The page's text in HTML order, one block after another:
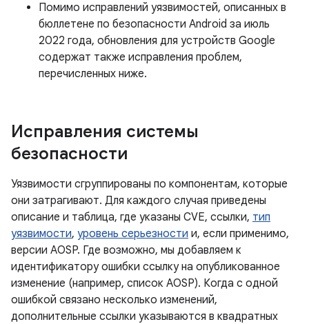
Помимо исправлений уязвимостей, описанных в
бюллетене по безопасности Android за июль
2022 года, обновления для устройств Google
содержат также исправления проблем,
перечисленных ниже.
Исправления системы
безопасности
Уязвимости сгруппированы по компонентам, которые
они затрагивают. Для каждого случая приведены
описание и таблица, где указаны CVE, ссылки, тип
уязвимости, уровень серьезности и, если применимо,
версии AOSP. Где возможно, мы добавляем к
идентификатору ошибки ссылку на опубликованное
изменение (например, список AOSP). Когда с одной
ошибкой связано несколько изменений,
дополнительные ссылки указываются в квадратных